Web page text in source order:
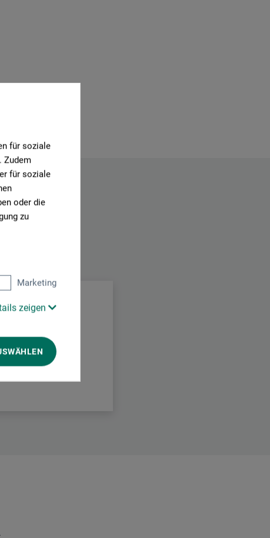
für soziale
Zudem
für soziale
oder die
zu
Marketing
zeigen